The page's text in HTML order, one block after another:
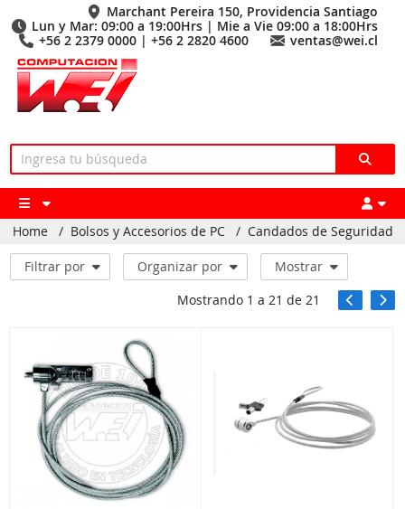
Marchant Pereira 150, Providencia Santiago
Lun y Mar: 09:00 a 19:00Hrs | Mie a Vie 09:00 a 18:00Hrs
+56 2 2379 0000 | +56 2 2820 4600
ventas@wei.cl
Home / Bolsos y Accesorios de PC / Candados de Seguridad
Filtrar por Organizar por
Mostrar
Mostrando 1 a 21 de 21